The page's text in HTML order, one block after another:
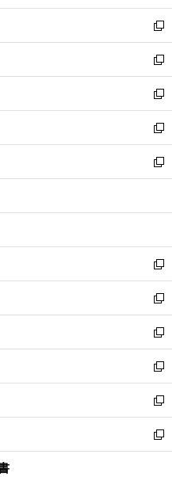
開
く
ウ
で
開
く
ン
ド
ウ
で
開
く
ウ
ィ
ン
ド
ウ
で
開
く
新
し
い
ウ
ィ
ン
ド
ウ
で
開
新
し
い
ウ
ィ
ン
ド
ウ
開
新
し
い
ウ
ィ
ン
ウ
開
く
新
し
い
ウ
ン
ウ
で
開
く
新
し
ウ
ン
ド
ウ
で
開
く
新
し
い
ウ
ィ
ン
ド
ウ
で
開
く
新
し
い
ウ
ィ
ン
ド
ウ
で
開
新
し
い
ウ
ィ
ン
ド
ウ
新
し
い
ウ
ィ
ン
新
し
い
ウ
新
し